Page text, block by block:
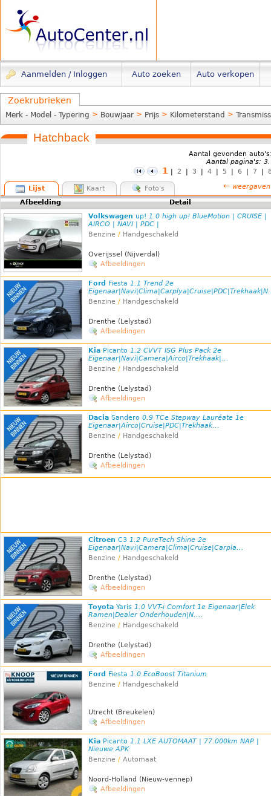
Aanmelden / Inloggen Auto zoeken Auto verkopen
Zoekrubrieken
Merk - Model - Typering > Bouwjaar > Prijs > Kilometerstand >
Hatchback
Aantal gevonden
Aantal pagina's:
1 | 2 | 3 | 4 | 5 | 6 | 7 |
Lijst Kaart Foto's ← weergaven
Afbeelding
Detail
Volkswagen up! 1.0 high up! BlueMotion | CRUISE |
AIRCO | NAVI | PDC |
Benzine / Handgeschakeld
Overijssel (Nijverdal)
Afbeeldingen
Ford Fiesta 1.1 Trend 2e
Benzine / Handgeschakeld
Drenthe (Lelystad)
Afbeeldingen
Kia Picanto 1.2 CVVT ISG Plus Pack 2e
Eigenaar|Navi|Camera|Airco|Trekhaak|...
Benzine / Handgeschakeld
Drenthe (Lelystad)
Afbeeldingen
Dacia Sandero 0.9 TCe Stepway Lauréate 1e
Eigenaar|Airco|Cruise|PDC|Trekhaak...
Benzine / Handgeschakeld
Drenthe (Lelystad)
Afbeeldingen
Citroen C3 1.2 PureTech Shine 2e
Eigenaar|Navi|Camera|Clima|Cruise|Carpla...
Benzine / Handgeschakeld
Drenthe (Lelystad)
Afbeeldingen
Toyota Yaris 1.0 VVT-i Comfort 1e Eigenaar|Elek
Ramen|Dealer Onderhouden|N....
Benzine / Handgeschakeld
Drenthe (Lelystad)
Afbeeldingen
Ford Fiesta 1.0 EcoBoost Titanium
Benzine / Handgeschakeld
Utrecht (Breukelen)
Afbeeldingen
Kia Picanto 1.1 LXE AUTOMAAT | 77.000km NAP |
Nieuwe APK
Benzine / Automaat
Noord-Holland (Nieuw-vennep)
Afbeeldingen